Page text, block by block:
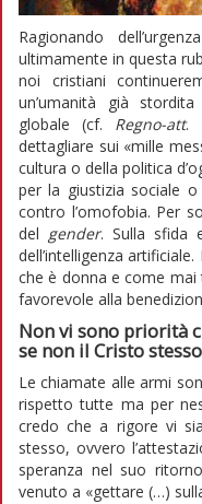
Ragionando
ultimamente in questa
noi cristiani
un’umanità già
globale (cf. Regno-att.
dettagliare sui «mille
cultura o della politica
per la giustizia sociale
contro l’omofobia. Per
del gender. Sulla sfida
dell’intelligenza
che è donna e come mai
favorevole alla
Non vi sono priorità
se non il Cristo stesso
Le chiamate alle armi
rispetto tutte ma per
credo che a rigore vi
stesso, ovvero
speranza nel suo
venuto a «gettare (…)